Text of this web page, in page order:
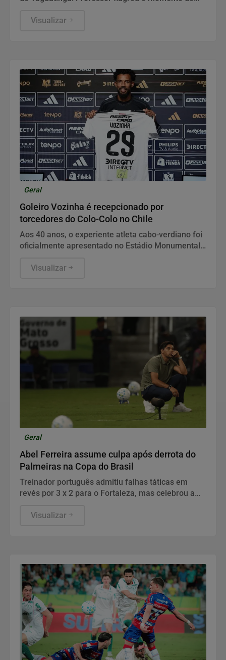
criança.
Visualizar
Geral
Goleiro Vozinha é recepcionado por
torcedores do Colo-Colo no Chile
Aos 40 anos, o experiente atleta cabo-verdiano foi
oficialmente apresentado no Estádio Monumental
Visualizar
Geral
Abel Ferreira assume culpa após derrota do
Palmeiras na Copa do Brasil
Treinador português admitiu falhas táticas em
revés por 3 x 2 para o Fortaleza, mas celebrou a
Visualizar